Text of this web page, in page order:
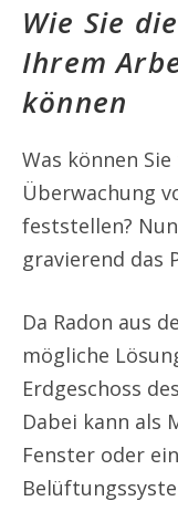
Wie Sie
Ihrem
können
Was können
Überwachung
feststellen?
gravierend das
Da Radon aus
mögliche
Erdgeschoss
Dabei kann als
Fenster oder